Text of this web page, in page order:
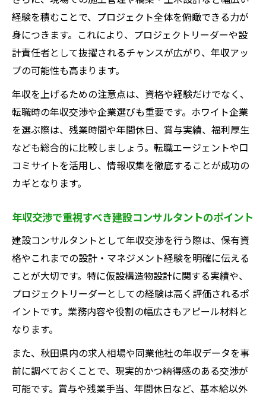
経験を積むことで、プロジェクト全体を俯瞰できる力が
身につきます。これにより、プロジェクトリーダーや設
計責任者として抜擢されるチャンスが広がり、年収アッ
プの可能性も高まります。
年収を上げるための注意点は、資格や経験だけでなく、
転職時の年収交渉や企業選びも重要です。ホワイト企業
を選ぶ際は、残業時間や年間休日、賞与実績、福利厚生
なども総合的に比較しましょう。転職エージェントや口
コミサイトを活用し、情報収集を徹底することが成功の
カギとなります。
年収交渉で重視すべき建設コンサルタントのポイント
建設コンサルタントとして年収交渉を行う際は、保有資
格やこれまでの設計・マネジメント経験を明確に伝える
ことが大切です。特に仮設構造物設計に関する実績や、
プロジェクトリーダーとしての経験は高く評価されるポ
イントです。業務内容や役割の幅広さもアピール材料と
なります。
また、秋田県内の求人相場や同業他社の年収データを事
前に調べておくことで、現実的かつ納得感のある交渉が
可能です。賞与や残業手当、年間休日など、基本給以外